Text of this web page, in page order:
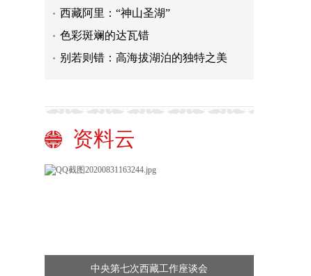
西藏阿里：“神山圣湖”
色彩斑斓的达瓦错
别若则错：高海拔湖泊的独特之美
资料云
中央第七次西藏工作座谈会